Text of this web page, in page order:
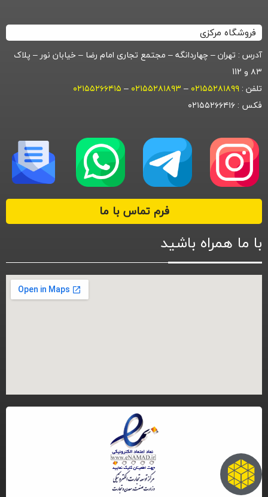
فروشگاه مرکزی
آدرس : تهران – چهاردانگه – مجتمع تجاری امام رضا – خیابان نور – پلاک
۸۳ و 112
تلفن : ۰۲۱۵۵۲۸۱۸۹۹ – ۰۲۱۵۵۲۸۱۸۹۳ – ۰۲۱۵۵۲۶۶۴۱۵
فکس : ۰۲۱۵۵۲۶۶۴۱۶
فرم تماس با ما
با ما همراه باشید